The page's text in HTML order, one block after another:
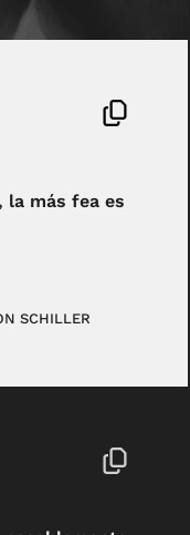
la más fea es
SCHILLER